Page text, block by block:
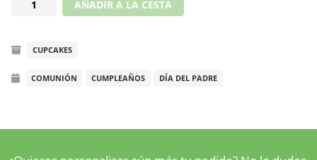
película
Cars
AÑADIR A LA CESTA
CUPCAKES
COMUNIÓN CUMPLEAÑOS DÍA DEL PADRE